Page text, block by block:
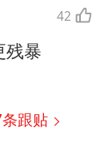
42
残暴
条跟贴